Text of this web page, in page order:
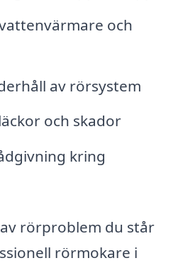
och
av rörsystem
och skador
kring
rörproblem du står
rörmokare i